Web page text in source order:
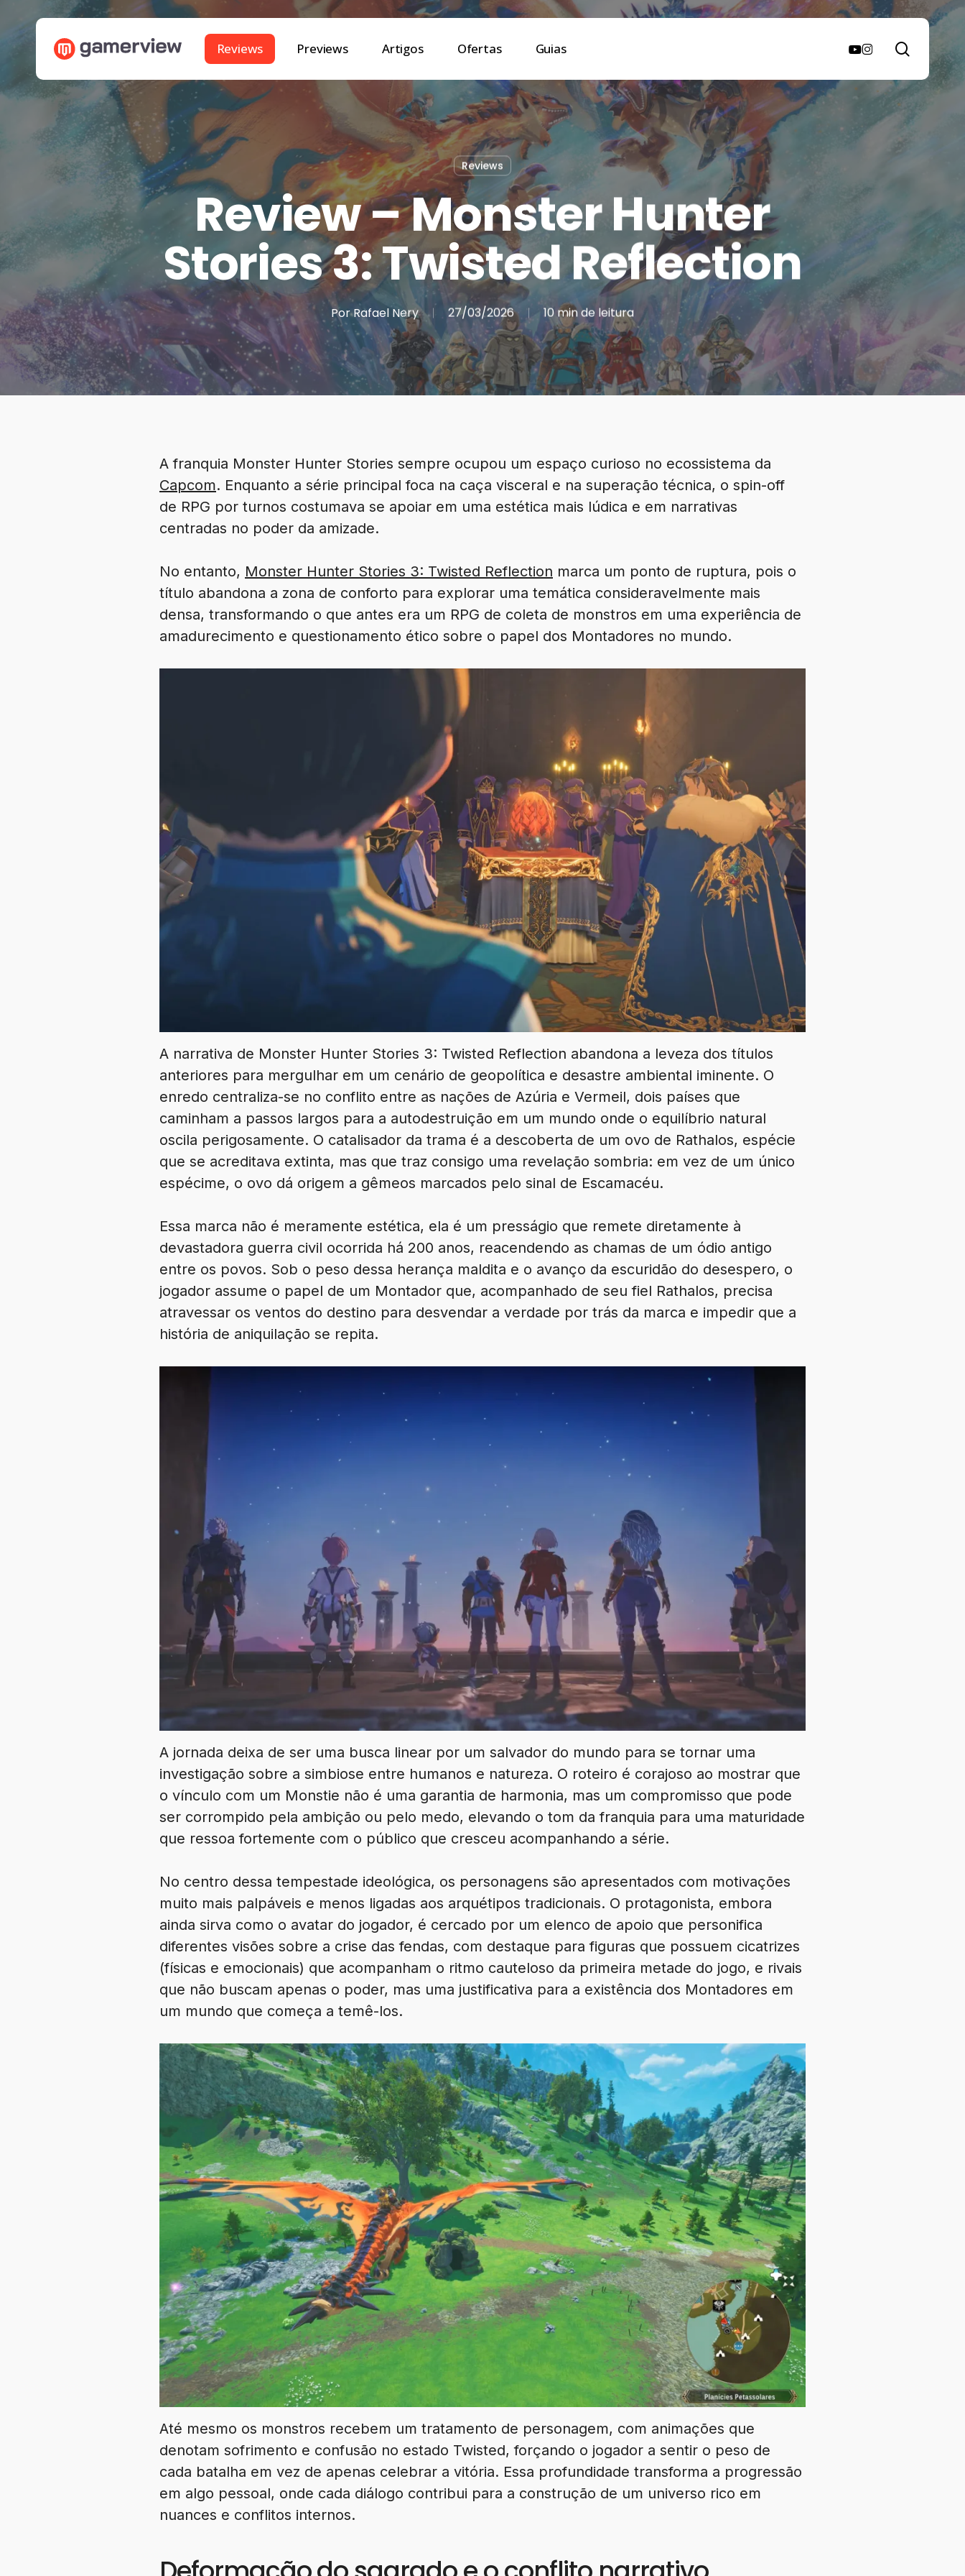
main
content
Reviews Previews Artigos Ofertas Guias search
youtube
instagram
Reviews
Review – Monster Hunter
Stories 3: Twisted Reflection
Por Rafael Nery 27/03/2026 10 min de leitura
A franquia Monster Hunter Stories sempre ocupou um espaço curioso no ecossistema da
Capcom. Enquanto a série principal foca na caça visceral e na superação técnica, o spin-off
de RPG por turnos costumava se apoiar em uma estética mais lúdica e em narrativas
centradas no poder da amizade.
No entanto, Monster Hunter Stories 3: Twisted Reflection marca um ponto de ruptura, pois o
título abandona a zona de conforto para explorar uma temática consideravelmente mais
densa, transformando o que antes era um RPG de coleta de monstros em uma experiência de
amadurecimento e questionamento ético sobre o papel dos Montadores no mundo.
A narrativa de Monster Hunter Stories 3: Twisted Reflection abandona a leveza dos títulos
anteriores para mergulhar em um cenário de geopolítica e desastre ambiental iminente. O
enredo centraliza-se no conflito entre as nações de Azúria e Vermeil, dois países que
caminham a passos largos para a autodestruição em um mundo onde o equilíbrio natural
oscila perigosamente. O catalisador da trama é a descoberta de um ovo de Rathalos, espécie
que se acreditava extinta, mas que traz consigo uma revelação sombria: em vez de um único
espécime, o ovo dá origem a gêmeos marcados pelo sinal de Escamacéu.
Essa marca não é meramente estética, ela é um presságio que remete diretamente à
devastadora guerra civil ocorrida há 200 anos, reacendendo as chamas de um ódio antigo
entre os povos. Sob o peso dessa herança maldita e o avanço da escuridão do desespero, o
jogador assume o papel de um Montador que, acompanhado de seu fiel Rathalos, precisa
atravessar os ventos do destino para desvendar a verdade por trás da marca e impedir que a
história de aniquilação se repita.
A jornada deixa de ser uma busca linear por um salvador do mundo para se tornar uma
investigação sobre a simbiose entre humanos e natureza. O roteiro é corajoso ao mostrar que
o vínculo com um Monstie não é uma garantia de harmonia, mas um compromisso que pode
ser corrompido pela ambição ou pelo medo, elevando o tom da franquia para uma maturidade
que ressoa fortemente com o público que cresceu acompanhando a série.
No centro dessa tempestade ideológica, os personagens são apresentados com motivações
muito mais palpáveis e menos ligadas aos arquétipos tradicionais. O protagonista, embora
ainda sirva como o avatar do jogador, é cercado por um elenco de apoio que personifica
diferentes visões sobre a crise das fendas, com destaque para figuras que possuem cicatrizes
(físicas e emocionais) que acompanham o ritmo cauteloso da primeira metade do jogo, e rivais
que não buscam apenas o poder, mas uma justificativa para a existência dos Montadores em
um mundo que começa a temê-los.
Até mesmo os monstros recebem um tratamento de personagem, com animações que
denotam sofrimento e confusão no estado Twisted, forçando o jogador a sentir o peso de
cada batalha em vez de apenas celebrar a vitória. Essa profundidade transforma a progressão
em algo pessoal, onde cada diálogo contribui para a construção de um universo rico em
nuances e conflitos internos.